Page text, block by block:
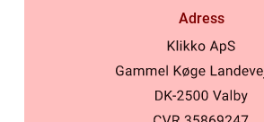
Adress